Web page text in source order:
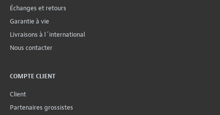
Échanges et retours
Garantie à vie
Livraisons à l´international
Nous contacter
COMPTE CLIENT
Client
Partenaires grossistes